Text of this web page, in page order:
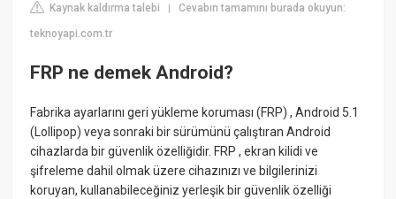
Kaynak kaldırma talebi |Cevabın tamamını burada okuyun:
teknoyapi.com.tr
FRP ne demek Android?
Fabrika ayarlarını geri yükleme koruması (FRP) , Android 5.1
(Lollipop) veya sonraki bir sürümünü çalıştıran Android
cihazlarda bir güvenlik özelliğidir. FRP , ekran kilidi ve
şifreleme dahil olmak üzere cihazınızı ve bilgilerinizi
koruyan, kullanabileceğiniz yerleşik bir güvenlik özelliği